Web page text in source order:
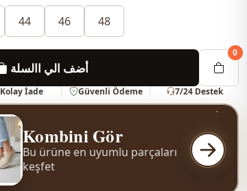
44 46 48
أضف الي االسلة
0
Kolay İade Güvenli Ödeme 7/24 Destek
Kombini Gör
Bu ürüne en uyumlu parçaları
keşfet